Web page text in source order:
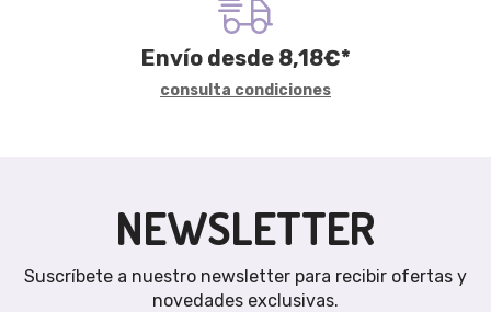
Envío desde 8,18€*
consulta condiciones
NEWSLETTER
Suscríbete a nuestro newsletter para recibir ofertas y
novedades exclusivas.